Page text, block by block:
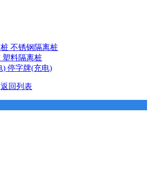
不锈钢隔离桩
塑料隔离桩
停字牌(充电)
返回列表